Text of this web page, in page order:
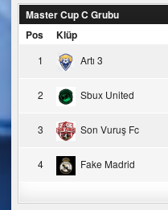
Master Cup C Grubu
Pos
Klüp
1 Artı 3
2 Sbux United
3 Son Vuruş Fc
4 Fake Madrid